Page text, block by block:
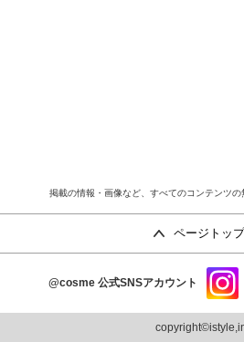
掲載の情報・画像など、すべてのコンテンツの
ページトッ
@cosme 公式SNSアカウント
ram